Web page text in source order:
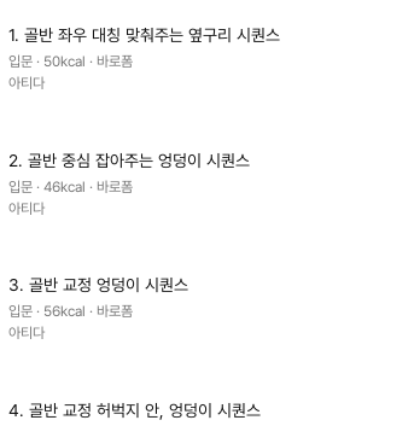
1. 골반 좌우 대칭 맞춰주는 옆구리 시퀀스
입문 · 50kcal · 바로폼
아티다
2. 골반 중심 잡아주는 엉덩이 시퀀스
입문 · 46kcal · 바로폼
아티다
3. 골반 교정 엉덩이 시퀀스
입문 · 56kcal · 바로폼
아티다
4. 골반 교정 허벅지 안, 엉덩이 시퀀스